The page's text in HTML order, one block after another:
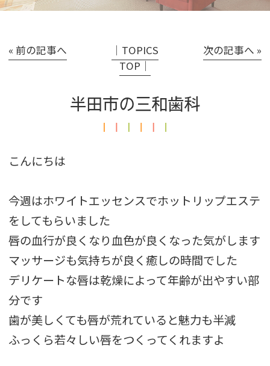
« 前の記事へ
│TOPICS
TOP│
次の記事へ »
半田市の三和歯科
こんにちは
今週はホワイトエッセンスでホットリップエステ
をしてもらいました
唇の血行が良くなり血色が良くなった気がします
マッサージも気持ちが良く癒しの時間でした
デリケートな唇は乾燥によって年齢が出やすい部
分です
歯が美しくても唇が荒れていると魅力も半減
ふっくら若々しい唇をつくってくれますよ